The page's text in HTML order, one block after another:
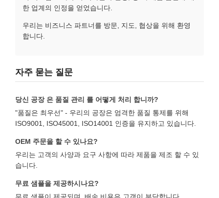
한 업계의 인정을 얻었습니다.
우리는 비즈니스 파트너를 방문, 지도, 협상을 위해 환영
합니다.
자주 묻는 질문
당신 공장 은 품질 관리 를 어떻게 처리 합니까?
"품질은 최우선" - 우리의 공장은 엄격한 품질 통제를 위해
ISO9001, ISO45001, ISO14001 인증을 유지하고 있습니다.
OEM 주문을 할 수 있나요?
우리는 고객의 사양과 요구 사항에 따라 제품을 제조 할 수 있
습니다.
무료 샘플을 제공하시나요?